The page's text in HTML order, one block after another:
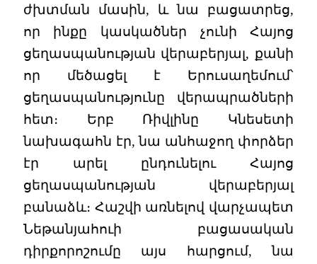
ժխտման մասին, և նա բացատրեց,
որ ինքը կասկածներ չունի Հայոց
ցեղասպանության վերաբերյալ, քանի
որ մեծացել է Երուսաղեմում՝
ցեղասպանությունը վերապրածների
հետ։ Երբ Ռիվլինը Կնեսետի
նախագահն էր, նա անհաջող փորձեր
էր արել ընդունելու Հայոց
ցեղասպանության վերաբերյալ
բանաձև։ Հաշվի առնելով վարչապետ
Նեթանյահուի բացասական
դիրքորոշումը այս հարցում, նա